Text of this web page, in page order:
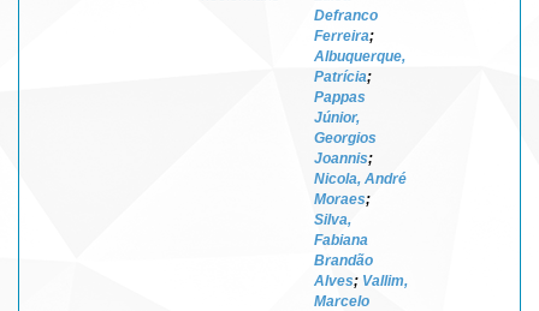
Defranco
Ferreira;
Albuquerque,
Patrícia;
Pappas
Júnior,
Georgios
Joannis;
Nicola, André
Moraes;
Silva,
Fabiana
Brandão
Alves; Vallim,
Marcelo